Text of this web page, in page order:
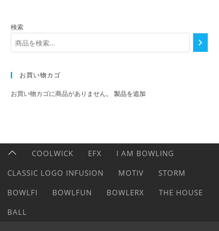
検索
お買い物カゴ
お買い物カゴに商品がありません。製品を追加
COOLWICK EFX
I AM BOWLING
CLASSIC LOGO INFUSION
MOTIV
STORM
BOWLFI
BOWLFUN BOWLERX
THE HOUSE
BALL